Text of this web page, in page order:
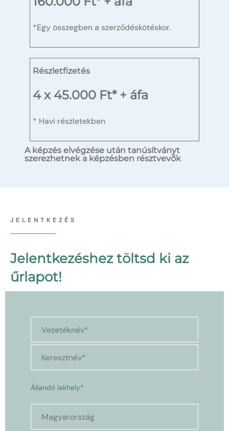
*Egy összegben a szerződéskötéskor.
Részletfizetés
4 x 45.000 Ft* + áfa
* Havi részletekben
A képzés elvégzése után tanúsítványt
szerezhetnek a képzésben résztvevők
JELENTKEZÉS
Jelentkezéshez töltsd ki az
űrlapot!
Állandó lakhely*